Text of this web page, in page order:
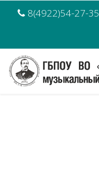
8(4922)54-27-35